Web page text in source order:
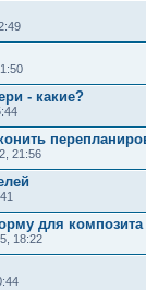
- какие?
21:56
для композита
18:22